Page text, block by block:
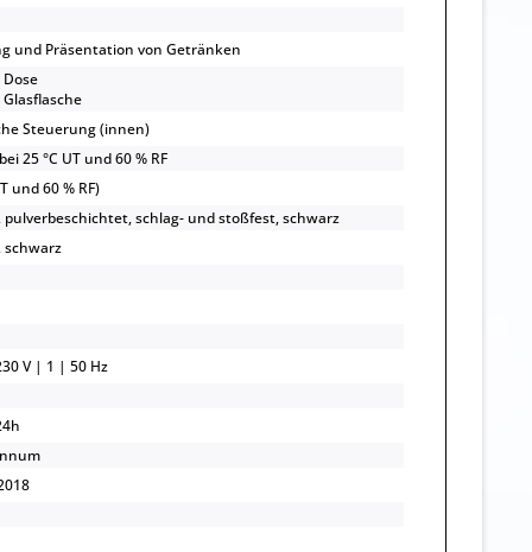
und Präsentation von Getränken
Dose
Glasflasche
Steuerung (innen)
25 °C UT und 60 % RF
und 60 % RF)
pulverbeschichtet, schlag- und stoßfest, schwarz
V | 1 | 50 Hz